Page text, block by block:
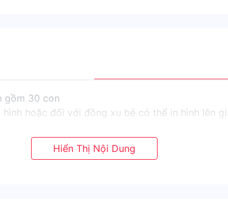
gồm 30 con
hoặc đối với đồng xu bé có thể in hình lên